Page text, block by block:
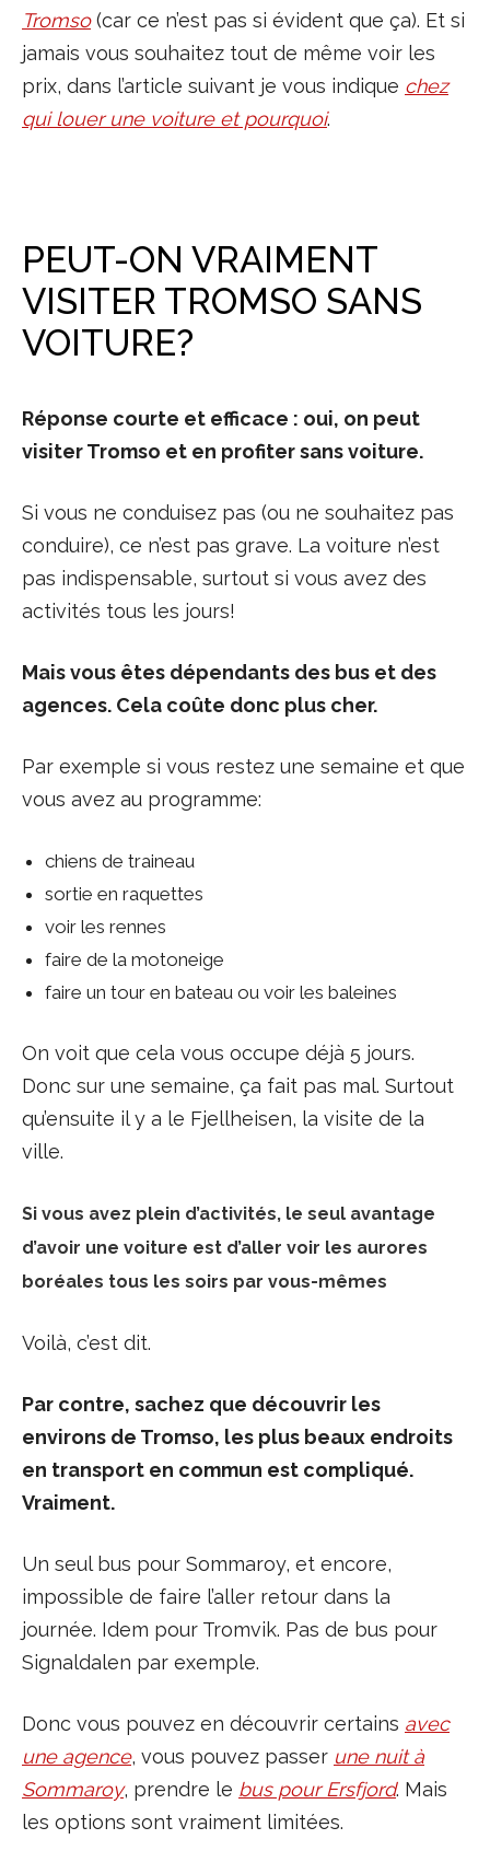
Tromso(car ce n’est pas si évident que ça). Et si
jamais vous souhaitez tout de même voir les
prix, dans l’article suivant je vous indique chez
qui louer une voiture et pourquoi.
PEUT-ON VRAIMENT
VISITER TROMSO SANS
VOITURE?
Réponse courte et efficace : oui, on peut
visiter Tromso et en profiter sans voiture.
Si vous ne conduisez pas (ou ne souhaitez pas
conduire), ce n’est pas grave. La voiture n’est
pas indispensable, surtout si vous avez des
activités tous les jours!
Mais vous êtes dépendants des bus et des
agences. Cela coûte donc plus cher.
Par exemple si vous restez une semaine et que
vous avez au programme:
chiens de traineau
sortie en raquettes
voir les rennes
faire de la motoneige
faire un tour en bateau ou voir les baleines
On voit que cela vous occupe déjà 5 jours.
Donc sur une semaine, ça fait pas mal. Surtout
qu’ensuite il y a le Fjellheisen, la visite de la
ville.
Si vous avez plein d’activités, le seul avantage
d’avoir une voiture est d’aller voir les aurores
boréales tous les soirs par vous-mêmes
Voilà, c’est dit.
Par contre, sachez que découvrir les
environs de Tromso, les plus beaux endroits
en transport en commun est compliqué.
Vraiment.
Un seul bus pour Sommaroy, et encore,
impossible de faire l’aller retour dans la
journée. Idem pour Tromvik. Pas de bus pour
Signaldalen par exemple.
Donc vous pouvez en découvrir certains avec
une agence, vous pouvez passer une nuit à
Sommaroy, prendre le bus pour Ersfjord. Mais
les options sont vraiment limitées.